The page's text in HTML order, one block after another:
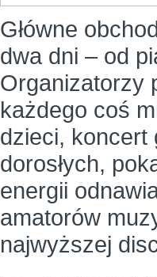
Główne
dwa dni – od
Organizatorzy
każdego coś
dzieci, koncert
dorosłych,
energii
amatorów
najwyższej